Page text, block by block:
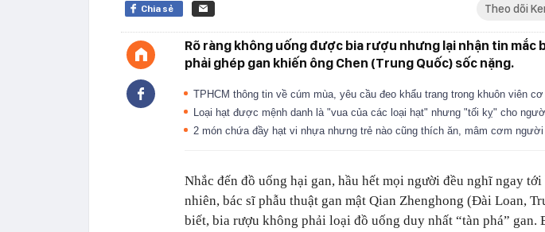
Chia sẻ Theo dõi
Rõ ràng không uống được bia rượu nhưng lại nhận tin mắc
phải ghép gan khiến ông Chen (Trung Quốc) sốc nặng.
TPHCM thông tin về cúm mùa, yêu cầu đeo khẩu trang trong khuôn viên
Loại hạt được mệnh danh là "vua của các loại hạt" nhưng "tối kỵ" cho
2 món chứa đầy hạt vi nhựa nhưng trẻ nào cũng thích ăn, mâm cơm
Nhắc đến đồ uống hại gan, hầu hết mọi người đều nghĩ ngay
nhiên, bác sĩ phẫu thuật gan mật Qian Zhenghong (Đài Loan,
biết, bia rượu không phải loại đồ uống duy nhất “tàn phá” gan.